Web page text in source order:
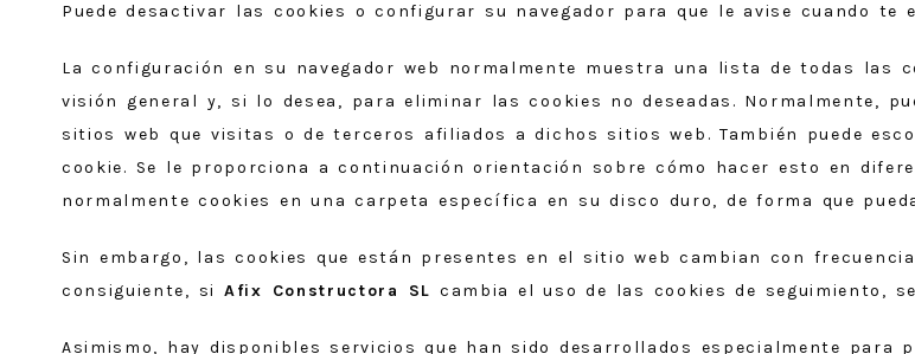
Puede desactivar las cookies o configurar su navegador para que le avise cuando te
La configuración en su navegador web normalmente muestra una lista de todas las
visión general y, si lo desea, para eliminar las cookies no deseadas. Normalmente,
sitios web que visitas o de terceros afiliados a dichos sitios web. También puede
cookie. Se le proporciona a continuación orientación sobre cómo hacer esto en
normalmente cookies en una carpeta específica en su disco duro, de forma que
Sin embargo, las cookies que están presentes en el sitio web cambian con
consiguiente, siAfix Constructora SL cambia el uso de las cookies de seguimiento,
Asimismo, hay disponibles servicios que han sido desarrollados especialmente